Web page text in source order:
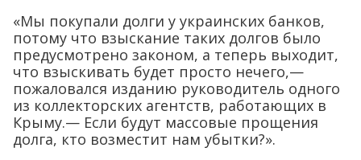
«Мы покупали долги у украинских банков,
потому что взыскание таких долгов было
предусмотрено законом, а теперь выходит,
что взыскивать будет просто нечего,—
пожаловался изданию руководитель одного
из коллекторских агентств, работающих в
Крыму.— Если будут массовые прощения
долга, кто возместит нам убытки?».